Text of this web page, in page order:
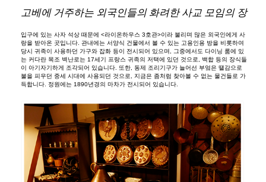
고베에 거주하는 외국인들의 화려한 사교 모임의 장
입구에 있는 사자 석상 때문에 <라이온하우스 3호관>이라 불리며 많은 외국인에게 사
랑을 받아온 곳입니다. 관내에는 서양식 건물에서 볼 수 있는 고용인용 방을 비롯하여
당시 귀족이 사용하던 가구와 잡화 등이 전시되어 있으며, 그중에서도 다이닝 룸에 있
는 커다란 목조 벽난로는 17세기 프랑스 귀족의 저택에 있던 것으로, 백합 등의 장식들
이 아기자기하게 조각되어 있습니다. 또한, 동제 조리기구가 늘어선 부엌은 땔감으로
불을 피우던 중세 시대에 사용되던 것으로, 지금은 좀처럼 찾아볼 수 없는 물건들로 가
득합니다. 정원에는 1890년경의 마차가 전시되어 있습니다.